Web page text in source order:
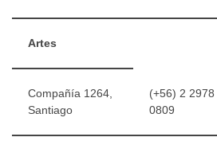
Artes
Compañía 1264,
Santiago
(+56) 2 2978
0809